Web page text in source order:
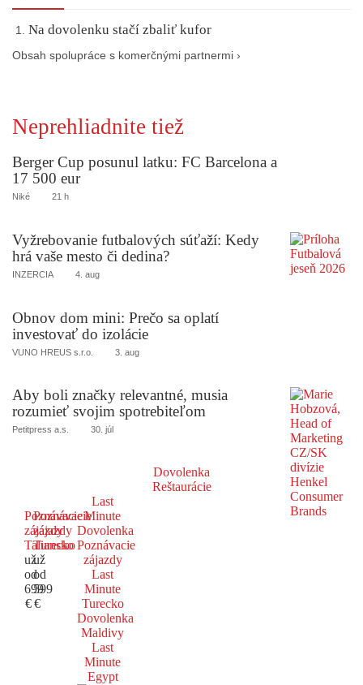
Na dovolenku stačí zbaliť kufor
Obsah spolupráce s komerčnými partnermi ›
Neprehliadnite tiež
Berger Cup posunul latku: FC Barcelona a
17 500 eur
Niké 21 h
Vyžrebovanie futbalových súťaží: Kedy
hrá vaše mesto či dedina?
INZERCIA 4. aug
Obnov dom mini: Prečo sa oplatí
investovať do izolácie
VUNO HREUS s.r.o. 3. aug
Aby boli značky relevantné, musia
rozumieť svojim spotrebiteľom
Petitpress a.s. 30. júl
Dovolenka
Reštaurácie
Poznávacie
zájazdy
Taliansko
už
od
699
€
Poznávacie
zájazdy
Turecko
už
od
599
€
Last
Minute
Dovolenka
Poznávacie
zájazdy
Last
Minute
Turecko
Dovolenka
Maldivy
Last
Minute
Egypt